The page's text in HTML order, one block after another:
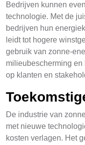
Bedrijven kunnen
technologie. Met de
bedrijven hun
leidt tot hogere
gebruik van zonne-
milieubescherming
op klanten en
De industrie van
met nieuwe
kosten verlagen. Het